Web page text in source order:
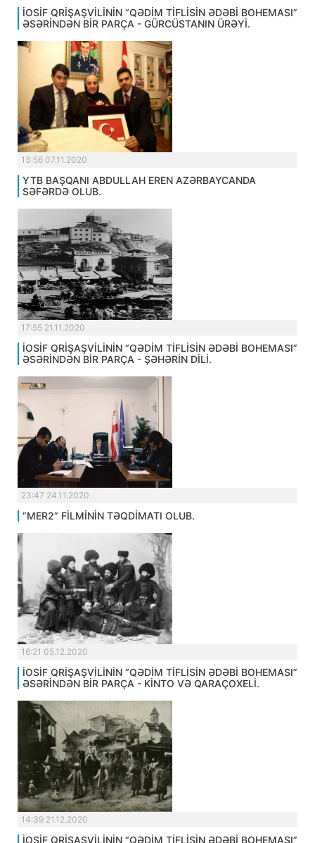
İOSİF QRİŞAŞVİLİNİN “QƏDİM TİFLİSİN ƏDƏBİ BOHEMASI”
ƏSƏRİNDƏN BİR PARÇA - GÜRCÜSTANIN ÜRƏYİ.
13:56 07.11.2020
YTB BAŞQANI ABDULLAH EREN AZƏRBAYCANDA
SƏFƏRDƏ OLUB.
17:55 21.11.2020
İOSİF QRİŞAŞVİLİNİN “QƏDİM TİFLİSİN ƏDƏBİ BOHEMASI”
ƏSƏRİNDƏN BİR PARÇA - ŞƏHƏRİN DİLİ.
23:47 24.11.2020
“MER2” FİLMİNİN TƏQDİMATI OLUB.
16:21 05.12.2020
İOSİF QRİŞAŞVİLİNİN “QƏDİM TİFLİSİN ƏDƏBİ BOHEMASI”
ƏSƏRİNDƏN BİR PARÇA - KİNTO VƏ QARAÇOXELİ.
14:39 21.12.2020
İOSİF QRİŞAŞVİLİNİN “QƏDİM TİFLİSİN ƏDƏBİ BOHEMASI”